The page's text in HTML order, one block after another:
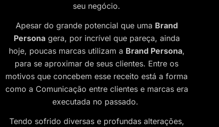
seu negócio.
Apesar do grande potencial que uma Brand
Personagera, por incrível que pareça, ainda
hoje, poucas marcas utilizam a Brand Persona,
para se aproximar de seus clientes. Entre os
motivos que concebem esse receito está a forma
como a Comunicação entre clientes e marcas era
executada no passado.
Tendo sofrido diversas e profundas alterações,